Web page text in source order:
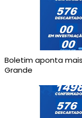
Boletim aponta
Grande